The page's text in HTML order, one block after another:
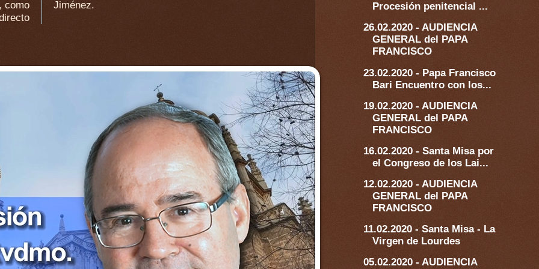
como
Jiménez.
Procesión penitencial ...
26.02.2020 - AUDIENCIA
GENERAL del PAPA
FRANCISCO
23.02.2020 - Papa Francisco
Bari Encuentro con los...
19.02.2020 - AUDIENCIA
GENERAL del PAPA
FRANCISCO
16.02.2020 - Santa Misa por
el Congreso de los Lai...
12.02.2020 - AUDIENCIA
GENERAL del PAPA
FRANCISCO
11.02.2020 - Santa Misa - La
Virgen de Lourdes
05.02.2020 - AUDIENCIA